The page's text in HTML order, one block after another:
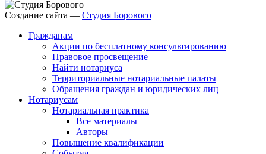
Создание сайта — Студия Борового
Гражданам
Акции по бесплатному консультированию
Правовое просвещение
Найти нотариуса
Территориальные нотариальные палаты
Обращения граждан и юридических лиц
Нотариусам
Нотариальная практика
Все материалы
Авторы
Повышение квалификации